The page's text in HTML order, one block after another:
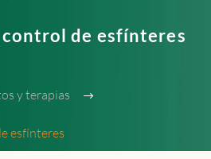
de esfínteres
y terapias
esfínteres